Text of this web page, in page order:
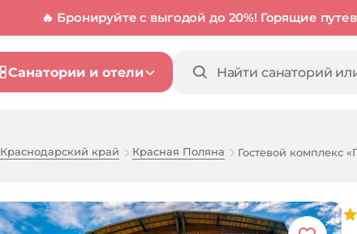
🔥 Бронируйте с выгодой до 20%! Горящие
Санатории и отели
Краснодарский край Красная Поляна Гостевой комплекс